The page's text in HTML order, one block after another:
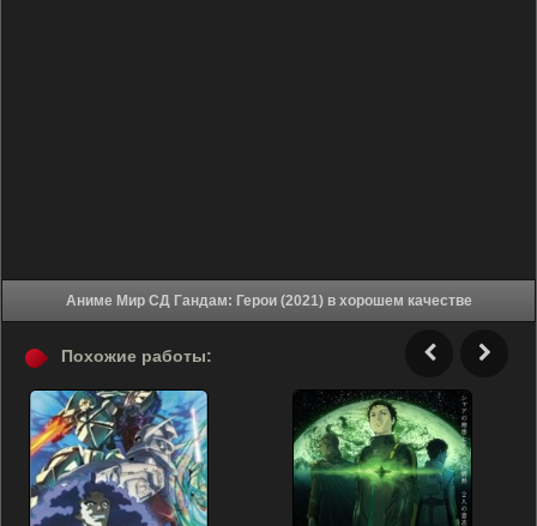
Аниме Мир СД Гандам: Герои (2021) в хорошем качестве
Похожие работы: